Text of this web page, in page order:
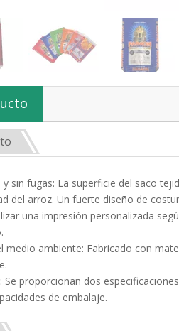
sin fugas: La superficie del saco
del arroz. Un fuerte diseño de
una impresión personalizada
medio ambiente: Fabricado con
proporcionan dos
de embalaje.